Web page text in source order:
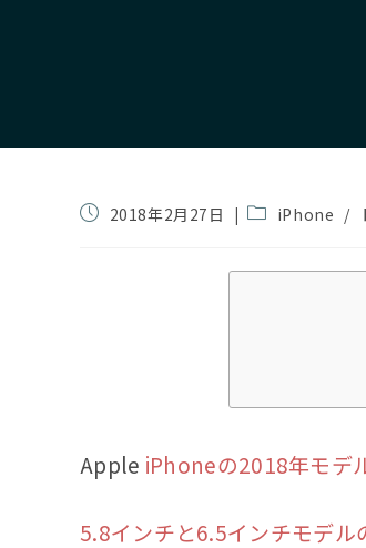
投
2018年2月27日
投
テ
iPhone /
Apple iPhoneの2018年モデ
5.8インチと6.5インチモデ